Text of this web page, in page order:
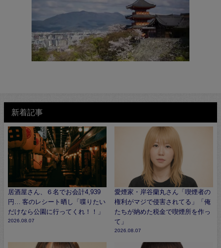
新着記事
居酒屋さん、６名でお会計4,939
円… 客のレシート晒し「喋りたい
だけなら公園に行ってくれ！！」
2026.08.07
愛煙家・岸谷蘭丸さん「喫煙者の
権利がマジで侵害されてる」「俺
たちが納めた税金で喫煙所を作っ
て」
2026.08.07